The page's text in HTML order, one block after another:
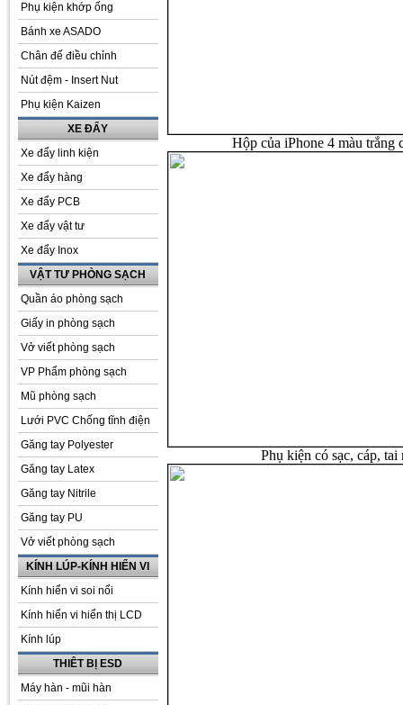
Phụ kiện khớp ống
Bánh xe ASADO
Chân đế điều chỉnh
Nút đệm - Insert Nut
Phụ kiện Kaizen
XE ĐẨY
Xe đẩy linh kiện
Xe đẩy hàng
Xe đẩy PCB
Xe đẩy vật tư
Xe đẩy Inox
VẬT TƯ PHÒNG SẠCH
Quần áo phòng sạch
Giấy in phòng sạch
Vở viết phòng sạch
VP Phẩm phòng sạch
Mũ phòng sạch
Lưới PVC Chống tĩnh điện
Găng tay Polyester
Găng tay Latex
Găng tay Nitrile
Găng tay PU
Vở viết phòng sạch
KÍNH LÚP-KÍNH HIỂN VI
Kính hiển vi soi nổi
Kính hiển vi hiển thị LCD
Kính lúp
THIÊT BỊ ESD
Máy hàn - mũi hàn
Hộp của iPhone 4 màu trắng
Phụ kiện có sạc, cáp,